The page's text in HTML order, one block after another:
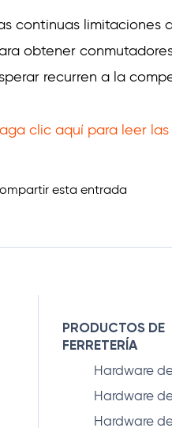
continuas limitaciones
obtener
recurren a la
clic aquí para leer
esta entrada
PRODUCTOS DE
FERRETERÍA
Hardware
Hardware
Hardware